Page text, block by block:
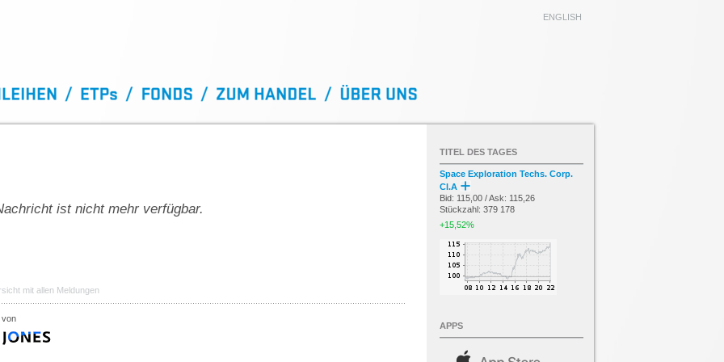
ENGLISH
ist nicht mehr verfügbar.
mit allen Meldungen
von
TITEL DES TAGES
Space Exploration Techs. Corp.
Cl.A
Bid: 115,00 / Ask: 115,26
Stückzahl: 379 178
+15,52%
APPS